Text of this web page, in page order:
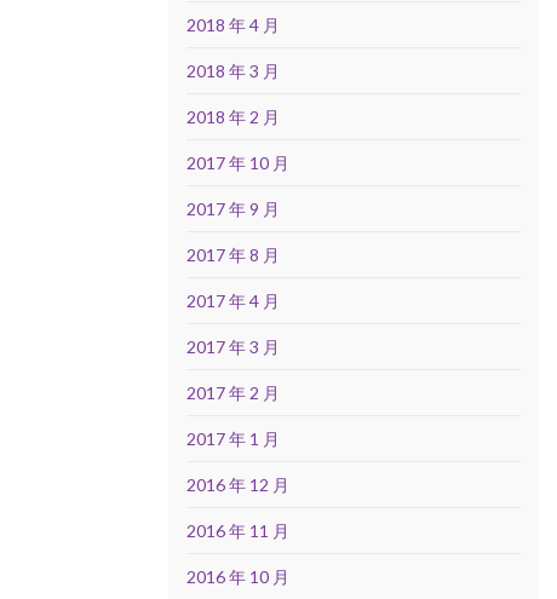
2018 年 4 月
2018 年 3 月
2018 年 2 月
2017 年 10 月
2017 年 9 月
2017 年 8 月
2017 年 4 月
2017 年 3 月
2017 年 2 月
2017 年 1 月
2016 年 12 月
2016 年 11 月
2016 年 10 月